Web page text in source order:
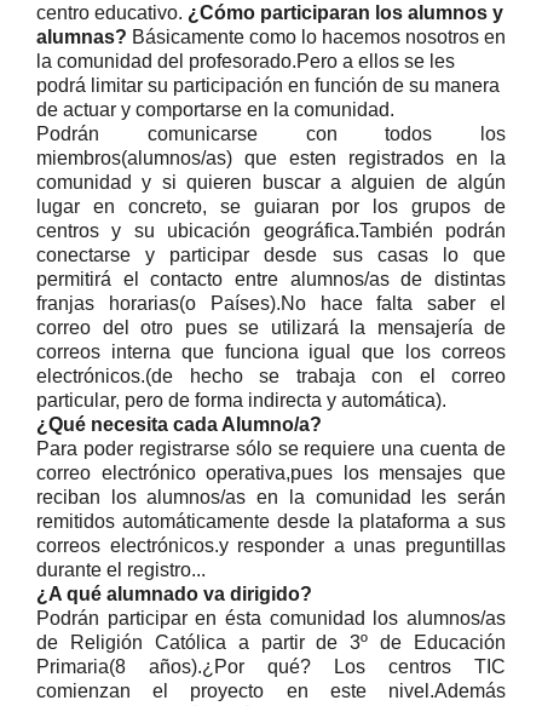
centro educativo. ¿Cómo participaran los alumnos y
alumnas? Básicamente como lo hacemos nosotros en
la comunidad del profesorado.Pero a ellos se les
podrá limitar su participación en función de su manera
de actuar y comportarse en la comunidad.
Podrán comunicarse con todos los
miembros(alumnos/as) que esten registrados en la
comunidad y si quieren buscar a alguien de algún
lugar en concreto, se guiaran por los grupos de
centros y su ubicación geográfica.También podrán
conectarse y participar desde sus casas lo que
permitirá el contacto entre alumnos/as de distintas
franjas horarias(o Países).No hace falta saber el
correo del otro pues se utilizará la mensajería de
correos interna que funciona igual que los correos
electrónicos.(de hecho se trabaja con el correo
particular, pero de forma indirecta y automática).
¿Qué necesita cada Alumno/a?
Para poder registrarse sólo se requiere una cuenta de
correo electrónico operativa,pues los mensajes que
reciban los alumnos/as en la comunidad les serán
remitidos automáticamente desde la plataforma a sus
correos electrónicos.y responder a unas preguntillas
durante el registro...
¿A qué alumnado va dirigido?
Podrán participar en ésta comunidad los alumnos/as
de Religión Católica a partir de 3º de Educación
Primaria(8 años).¿Por qué? Los centros TIC
comienzan el proyecto en este nivel.Además